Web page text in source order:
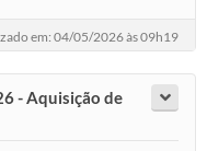
em: 04/05/2026 às 09h19
- Aquisição de